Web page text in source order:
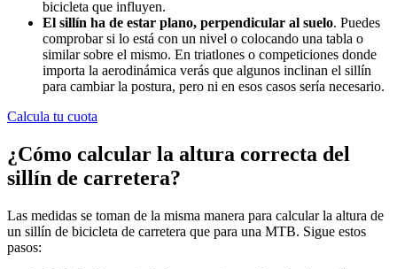
bicicleta que influyen.
El sillín ha de estar plano, perpendicular al suelo. Puedes
comprobar si lo está con un nivel o colocando una tabla o
similar sobre el mismo. En triatlones o competiciones donde
importa la aerodinámica verás que algunos inclinan el sillín
para cambiar la postura, pero ni en esos casos sería necesario.
Calcula tu cuota
¿Cómo calcular la altura correcta del
sillín de carretera?
Las medidas se toman de la misma manera para calcular la altura de
un sillín de bicicleta de carretera que para una MTB. Sigue estos
pasos: